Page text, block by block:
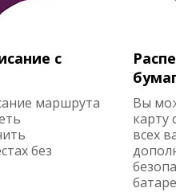
с
маршрута
без
Вы
карту
всех